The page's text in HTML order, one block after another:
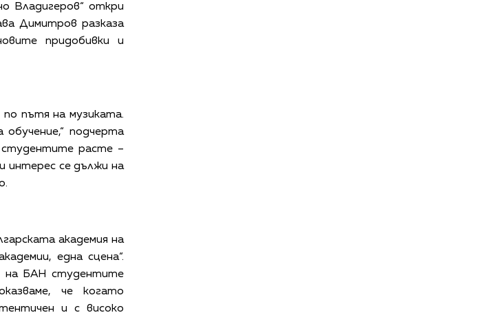
Владигеров“ откри
Димитров разказа
придобивки и
пътя на музиката.
подчерта
расте –
интерес се дължи на
академия на
една сцена“.
на БАН студентите
че когато
и с високо